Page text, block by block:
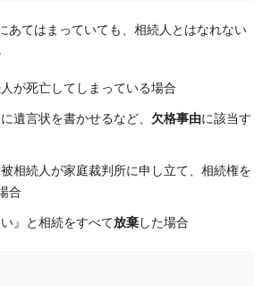
あてはまっていても、相続人とはなれない
が死亡してしまっている場合
遺言状を書かせるなど、 欠格事由に該当す
相続人が家庭裁判所に申し立て、相続権を
合
』と相続をすべて放棄した場合